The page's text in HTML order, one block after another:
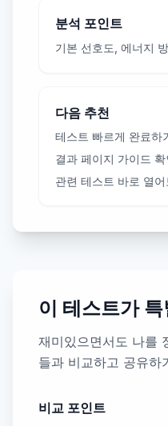
분석 포인트
기본 선호도, 에너지
다음 추천
테스트 빠르게 완료하
결과 페이지 가이드 확
관련 테스트 바로 열어
이 테스트가
재미있으면서도 나를
들과 비교하고 공유하
비교 포인트